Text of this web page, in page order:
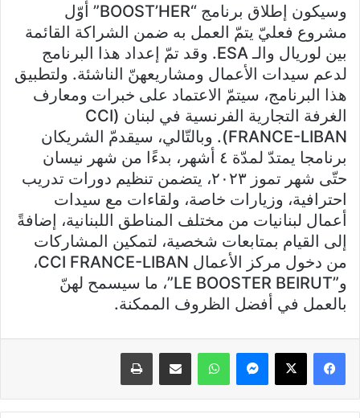
وسيكون إطلاق برنامج “BOOST’HER” أوّل
مشروع فعليّ يتمّ العمل به ضمن الشراكة القائمة
بين لوريال والـ ESA. وقد تمّ إعداد هذا البرنامج
لدعم سيدات الأعمال ومشاريعهنّ الناشئة. ولتطبيق
هذا البرنامج، سيتمّ الاعتماد على خبرات ومعارف
الغرفة التجارية الفرنسية في لبنان (CCI
FRANCE-LIBAN). وبالتّالي، سيقدمّ الشريكان
برنامجا يمتدّ لمدّة ٤ أشهر، بدءًا من شهر نيسان
حتّى شهر تموز ٢٠٢٣، يتضمن تنظيم دورات تدريب
احترافية، وزيارات خاصة، ولقاءات مع سيدات
أعمال لبنانيات من مختلف المناطق اللبنانية، إضافةً
إلى القيام بمتابعات شخصية، لتمكين المشاركات
من دخول مركز الأعمال CCI FRANCE-LIBAN،
و”LE BOOSTER BEIRUT”، ما سيسمح لهنّ
بالعمل في أفضل الظروف الممكنة.
فيسبوك X ماسنجر واتساب مشاركة عبر البريد طباعة